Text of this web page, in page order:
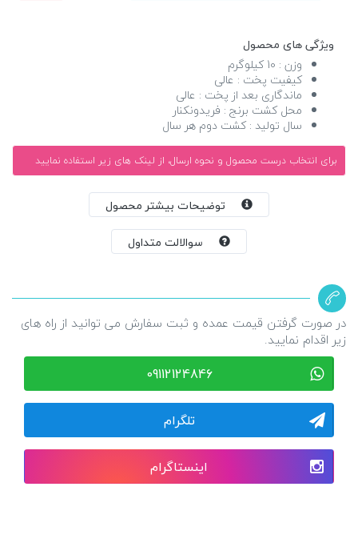
ویژگی های محصول
وزن : 10 کیلوگرم
کیفیت پخت : عالی
ماندگاری بعد از پخت : عالی
محل کشت برنج : فریدونکنار
سال تولید :کشت دوم هر سال
برای انتخاب درست محصول و نحوه ارسال، از لینک های زیر استفاده نمایید
توضیحات بیشتر محصول
سوالالت متداول
در صورت گرفتن قیمت عمده و ثبت سفارش می توانید از راه های
زیر اقدام نمایید.
09112124846
تلگرام
اینستاگرام